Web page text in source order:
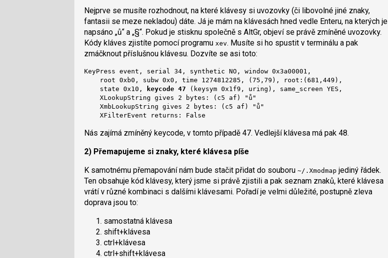
Nejprve se musíte rozhodnout, na které klávesy si uvozovky (či libovolné jiné znaky,
fantasii se meze nekladou) dáte. Já je mám na klávesách hned vedle Enteru, na kterých je
napsáno „ů“ a „§“. Pokud je stisknu společně s AltGr, objeví se právě zmíněné uvozovky.
Kódy kláves zjistíte pomocí programu xev. Musíte si ho spustit v terminálu a pak
zmáčknout příslušnou klávesu. Dozvíte se asi toto:
KeyPress event, serial 34, synthetic NO, window 0x3a00001,
    root 0xb0, subw 0x0, time 1274812285, (75,79), root:(681,449),
    state 0x10,
keycode 47 (keysym 0x1f9, uring), same_screen YES,
    XLookupString gives 2 bytes: (c5 af) "ů"
    XmbLookupString gives 2 bytes: (c5 af) "ů"
    XFilterEvent returns: False
Nás zajímá zmíněný keycode, v tomto případě 47. Vedlejší klávesa má pak 48.
2) Přemapujeme si znaky, které klávesa píše
K samotnému přemapování nám bude stačit přidat do souboru ~/.Xmodmap jediný řádek.
Ten obsahuje kód klávesy, který jsme si právě zjistili a pak seznam znaků, které klávesa
vrátí v různé kombinaci s dalšími klávesami. Pořadí je velmi důležité, postupně zleva
doprava jsou to:
samostatná klávesa
shift+klávesa
ctrl+klávesa
ctrl+shift+klávesa